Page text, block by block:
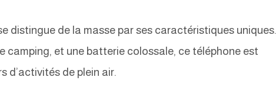
distingue de la masse par ses caractéristiques uniques.
camping, et une batterie colossale, ce téléphone est
d’activités de plein air.